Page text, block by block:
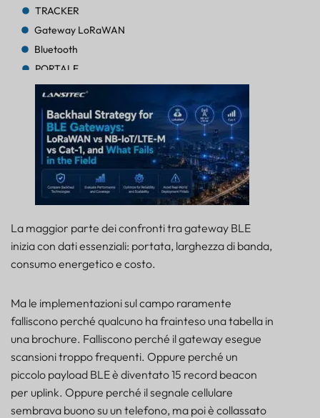
TRACKER
Gateway LoRaWAN
Bluetooth
PORTALE
TRACKER
TRACKER
Bluetooth AoA
PORTALE
Bluetooth
PORTALE
Bluetooth
PORTALE
TRACKER
FARO
La maggior parte dei confronti tra gateway BLE
inizia con dati essenziali: portata, larghezza di banda,
consumo energetico e costo.
Ma le implementazioni sul campo raramente
falliscono perché qualcuno ha frainteso una tabella in
una brochure. Falliscono perché il gateway esegue
scansioni troppo frequenti. Oppure perché un
piccolo payload BLE è diventato 15 record beacon
per uplink. Oppure perché il segnale cellulare
sembrava buono su un telefono, ma poi è collassato